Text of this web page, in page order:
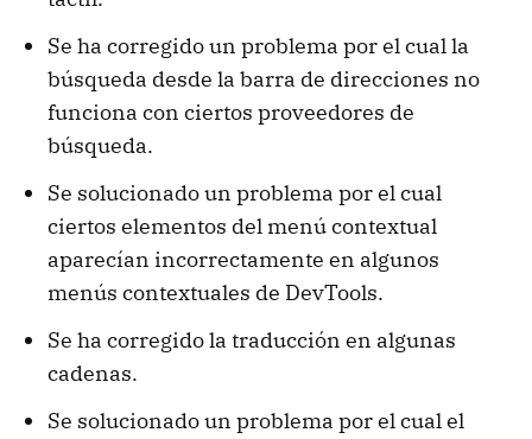
Se ha corregido un problema por el cual la
búsqueda desde la barra de direcciones no
funciona con ciertos proveedores de
búsqueda.
Se solucionado un problema por el cual
ciertos elementos del menú contextual
aparecían incorrectamente en algunos
menús contextuales de DevTools.
Se ha corregido la traducción en algunas
cadenas.
Se solucionado un problema por el cual el